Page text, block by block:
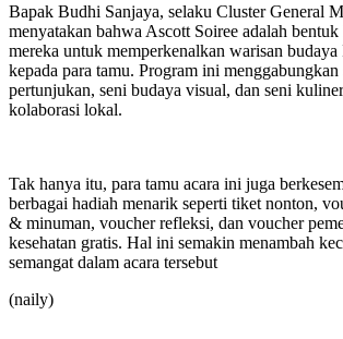
Bapak Budhi Sanjaya, selaku Cluster General
menyatakan bahwa Ascott Soiree adalah
mereka untuk memperkenalkan warisan budaya
kepada para tamu. Program ini menggabungkan
pertunjukan, seni budaya visual, dan seni
kolaborasi lokal.
Tak hanya itu, para tamu acara ini juga
berbagai hadiah menarik seperti tiket nonton,
& minuman, voucher refleksi, dan voucher
kesehatan gratis. Hal ini semakin menambah
semangat dalam acara tersebut
(naily)